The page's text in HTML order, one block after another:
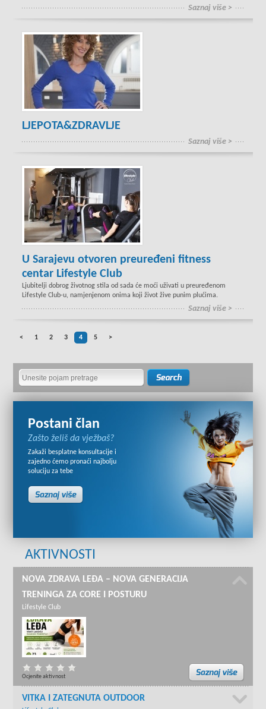
Saznaj više >
LJEPOTA&ZDRAVLJE
Saznaj više >
U Sarajevu otvoren preuređeni fitness
centar Lifestyle Club
Ljubitelji dobrog životnog stila od sada će moći uživati u preuređenom
Lifestyle Club-u, namjenjenom onima koji život žive punim plućima.
Saznaj više >
< 1 2 3 4 5 >
Postani član
Zašto želiš da vježbaš?
Zakaži besplatne konsultacije i
zajedno ćemo pronaći najbolju
soluciju za tebe
AKTIVNOSTI
NOVA ZDRAVA LEĐA – NOVA GENERACIJA
TRENINGA ZA CORE I POSTURU
Lifestyle Club
Ocjenite aktivnost
VITKA I ZATEGNUTA OUTDOOR